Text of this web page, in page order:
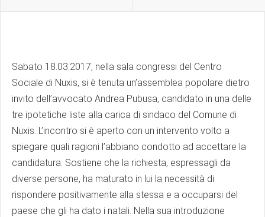
Sabato 18.03.2017, nella sala congressi del Centro
Sociale di Nuxis, si è tenuta un’assemblea popolare dietro
invito dell’avvocato Andrea Pubusa, candidato in una delle
tre ipotetiche liste alla carica di sindaco del Comune di
Nuxis. L’incontro si è aperto con un intervento volto a
spiegare quali ragioni l’abbiano condotto ad accettare la
candidatura. Sostiene che la richiesta, espressagli da
diverse persone, ha maturato in lui la necessità di
rispondere positivamente alla stessa e a occuparsi del
paese che gli ha dato i natali. Nella sua introduzione